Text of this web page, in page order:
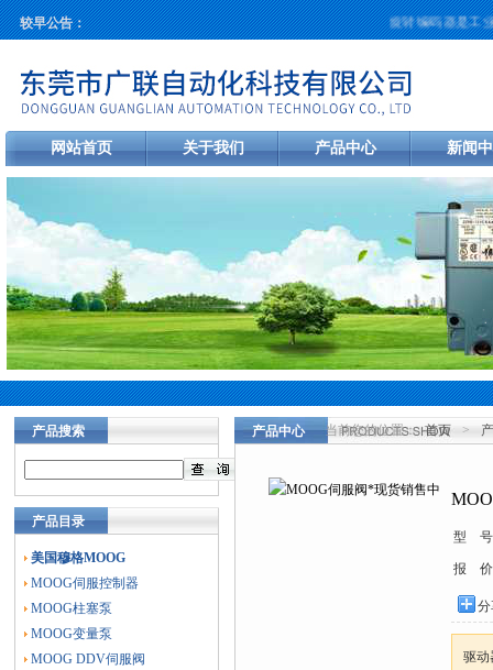
较早公告： 旋转编码器是工业
网站首页 关于我们 产品中心 新闻
产品搜索
产品目录
美国穆格MOOG
MOOG伺服控制器
MOOG柱塞泵
MOOG变量泵
MOOG DDV伺服阀
产品中心 当前您的位置： 首页 >
型 号
报 价
驱动